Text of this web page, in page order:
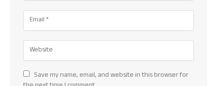
Save my name, email, and website in this browser for